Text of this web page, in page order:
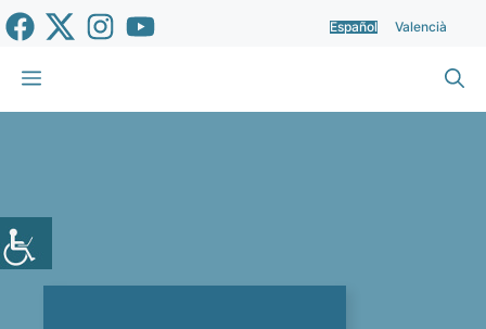
Saltar
al
contenido
Español Valencià
Menú